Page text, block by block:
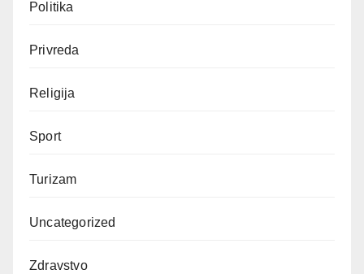
Politika
Privreda
Religija
Sport
Turizam
Uncategorized
Zdravstvo